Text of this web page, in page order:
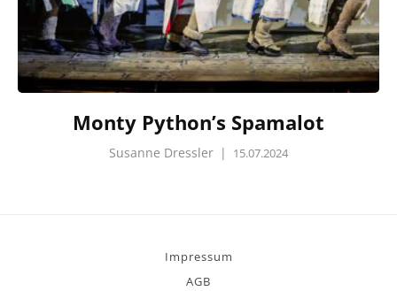
Monty Python’s Spamalot
Susanne Dressler | 15.07.2024
Impressum
AGB